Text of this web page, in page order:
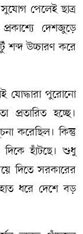
পেলেই ছাত্র
দেশজুড়ে
শব্দ উচ্চারণ করে
যোদ্ধারা পুরোনো
প্রতারিত হচ্ছে।
করেছিল। কিন্তু
হাঁটছে। শুধু
দিতে সরকারের
ধরে দেশে বড়